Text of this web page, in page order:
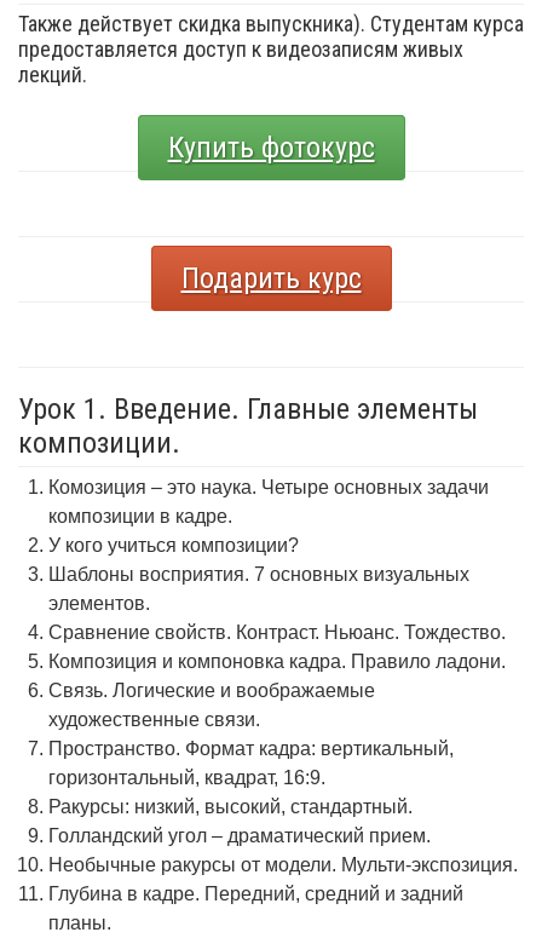
Также действует скидка выпускника). Студентам курса
предоставляется доступ к видеозаписям живых
лекций.
Купить фотокурс
Подарить курс
Урок 1. Введение. Главные элементы
композиции.
Комозиция – это наука. Четыре основных задачи
композиции в кадре.
У кого учиться композиции?
Шаблоны восприятия. 7 основных визуальных
элементов.
Сравнение свойств. Контраст. Ньюанс. Тождество.
Композиция и компоновка кадра. Правило ладони.
Связь. Логические и воображаемые
художественные связи.
Пространство. Формат кадра: вертикальный,
горизонтальный, квадрат, 16:9.
Ракурсы: низкий, высокий, стандартный.
Голландский угол – драматический прием.
Необычные ракурсы от модели. Мульти-экспозиция.
Глубина в кадре. Передний, средний и задний
планы.